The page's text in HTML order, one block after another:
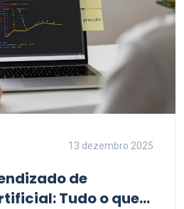
13 dezembro 2025
de
Tudo o que